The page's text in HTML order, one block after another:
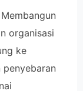
organisasi
ke